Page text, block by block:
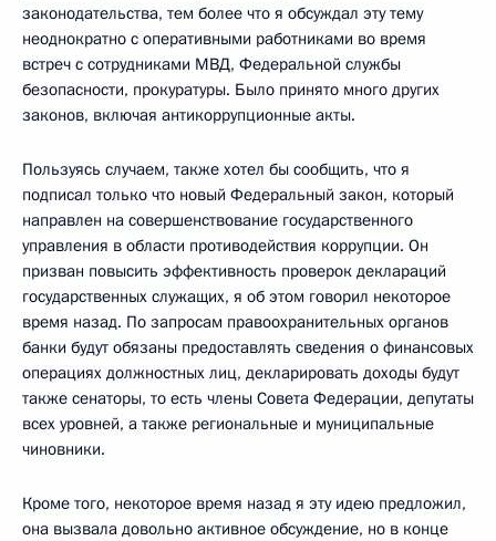
законодательства, тем более что я обсуждал эту тему
неоднократно с оперативными работниками во время
встреч с сотрудниками МВД, Федеральной службы
безопасности, прокуратуры. Было принято много других
законов, включая антикоррупционные акты.
Пользуясь случаем, также хотел бы сообщить, что я
подписал только что новый Федеральный закон, который
направлен на совершенствование государственного
управления в области противодействия коррупции. Он
призван повысить эффективность проверок деклараций
государственных служащих, я об этом говорил некоторое
время назад. По запросам правоохранительных органов
банки будут обязаны предоставлять сведения о финансовых
операциях должностных лиц, декларировать доходы будут
также сенаторы, то есть члены Совета Федерации, депутаты
всех уровней, а также региональные и муниципальные
чиновники.
Кроме того, некоторое время назад я эту идею предложил,
она вызвала довольно активное обсуждение, но в конце